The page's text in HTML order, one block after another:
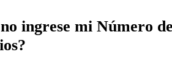
ingrese mi Número